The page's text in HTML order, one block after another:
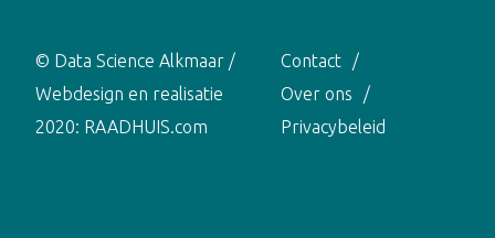
© Data Science Alkmaar /
Webdesign en realisatie
2020: RAADHUIS.com
Contact
Over ons
Privacybeleid